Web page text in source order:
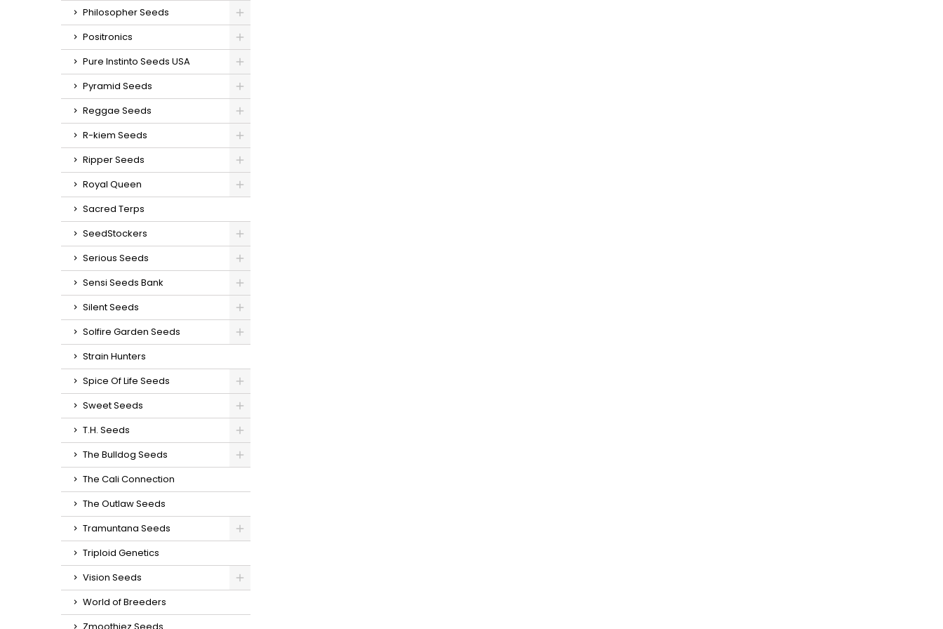
Philosopher Seeds
Positronics
Pure Instinto Seeds USA
Pyramid Seeds
Reggae Seeds
R-kiem Seeds
Ripper Seeds
Royal Queen
Sacred Terps
SeedStockers
Serious Seeds
Sensi Seeds Bank
Silent Seeds
Solfire Garden Seeds
Strain Hunters
Spice Of Life Seeds
Sweet Seeds
T.H. Seeds
The Bulldog Seeds
The Cali Connection
The Outlaw Seeds
Tramuntana Seeds
Triploid Genetics
Vision Seeds
World of Breeders